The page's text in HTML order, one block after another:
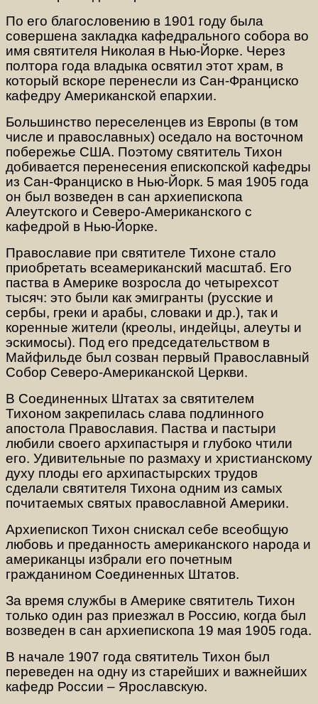
По его благословению в 1901 году была
совершена закладка кафедрального собора во
имя святителя Николая в Нью-Йорке. Через
полтора года владыка освятил этот храм, в
который вскоре перенесли из Сан-Франциско
кафедру Американской епархии.
Большинство переселенцев из Европы (в том
числе и православных) оседало на восточном
побережье США. Поэтому святитель Тихон
добивается перенесения епископской кафедры
из Сан-Франциско в Нью-Йорк. 5 мая 1905 года
он был возведен в сан архиепископа
Алеутского и Северо-Американского с
кафедрой в Нью-Йорке.
Православие при святителе Тихоне стало
приобретать всеамериканский масштаб. Его
паства в Америке возросла до четырехсот
тысяч: это были как эмигранты (русские и
сербы, греки и арабы, словаки и др.), так и
коренные жители (креолы, индейцы, алеуты и
эскимосы). Под его председательством в
Майфильде был созван первый Православный
Собор Северо-Американской Церкви.
В Соединенных Штатах за святителем
Тихоном закрепилась слава подлинного
апостола Православия. Паства и пастыри
любили своего архипастыря и глубоко чтили
его. Удивительные по размаху и христианскому
духу плоды его архипастырских трудов
сделали святителя Тихона одним из самых
почитаемых святых православной Америки.
Архиепископ Тихон снискал себе всеобщую
любовь и преданность американского народа и
американцы избрали его почетным
гражданином Соединенных Штатов.
За время службы в Америке святитель Тихон
только один раз приезжал в Россию, когда был
возведен в сан архиепископа 19 мая 1905 года.
В начале 1907 года святитель Тихон был
переведен на одну из старейших и важнейших
кафедр России – Ярославскую.